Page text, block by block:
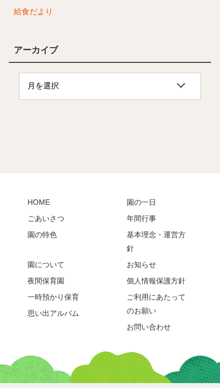
給食だより
アーカイブ
HOME
ごあいさつ
園の特色
園の一日
年間行事
基本理念・運営方
針
園について
夜間保育園
一時預かり保育
思い出アルバム
お知らせ
個人情報保護方針
ご利用にあたって
のお願い
お問い合わせ